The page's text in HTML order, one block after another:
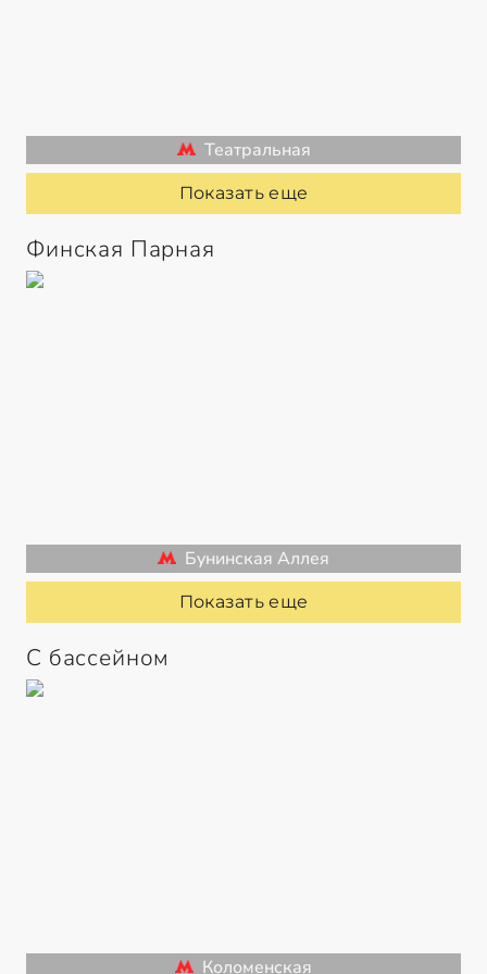
Театральная
Показать еще
Финская Парная
Бунинская Аллея
Показать еще
С бассейном
Коломенская